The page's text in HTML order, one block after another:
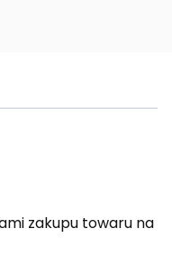
zakupu towaru na